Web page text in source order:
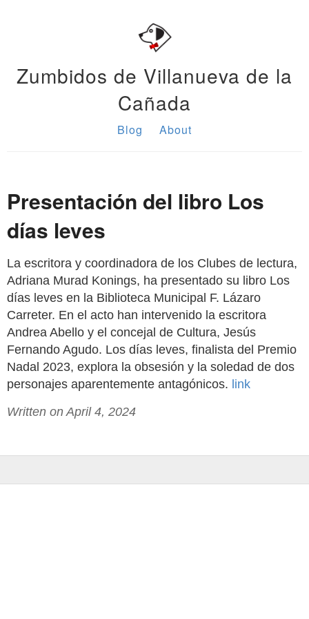
Zumbidos de Villanueva de la
Cañada
Blog About
Presentación del libro Los
días leves
La escritora y coordinadora de los Clubes de lectura,
Adriana Murad Konings, ha presentado su libro Los
días leves en la Biblioteca Municipal F. Lázaro
Carreter. En el acto han intervenido la escritora
Andrea Abello y el concejal de Cultura, Jesús
Fernando Agudo. Los días leves, finalista del Premio
Nadal 2023, explora la obsesión y la soledad de dos
personajes aparentemente antagónicos. link
Written on April 4, 2024